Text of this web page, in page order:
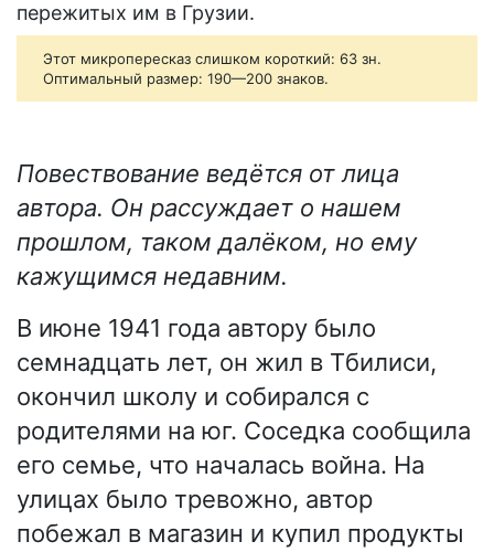
пережитых им в Грузии.
Этот микропересказ слишком короткий: 63 зн.
Оптимальный размер: 190—200 знаков.
Повествование ведётся от лица
автора. Он рассуждает о нашем
прошлом, таком далёком, но ему
кажущимся недавним.
В июне 1941 года автору было
семнадцать лет, он жил в Тбилиси,
окончил школу и собирался с
родителями на юг. Соседка сообщила
его семье, что началась война. На
улицах было тревожно, автор
побежал в магазин и купил продукты